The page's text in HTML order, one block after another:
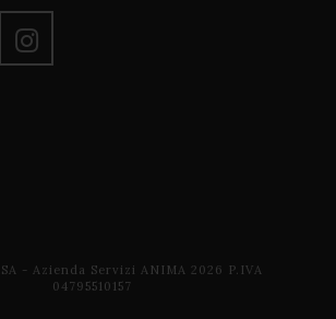
- Azienda Servizi ANIMA 2026 P.IVA
04795510157